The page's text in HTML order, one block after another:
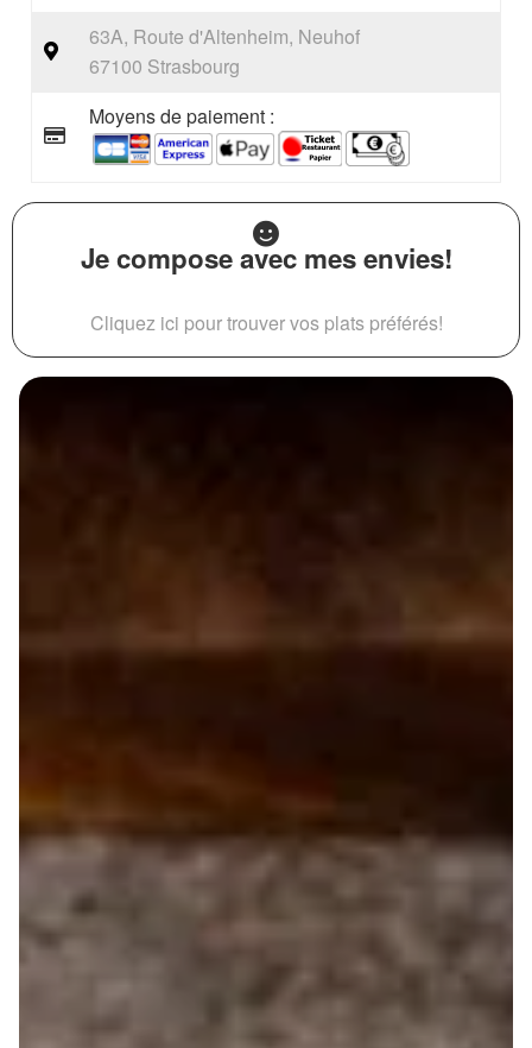
63A, Route d'Altenheim, Neuhof
67100 Strasbourg
Moyens de paiement :
Je compose avec mes envies!
Cliquez ici pour trouver vos plats préférés!